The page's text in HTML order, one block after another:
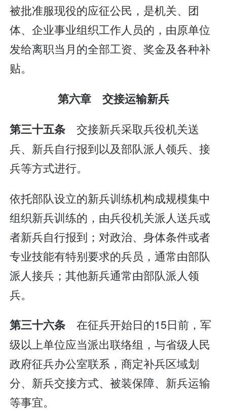
被批准服现役的应征公民，是机关、团
体、企业事业组织工作人员的，由原单位
发给离职当月的全部工资、奖金及各种补
贴。
第六章 交接运输新兵
第三十五条 交接新兵采取兵役机关送
兵、新兵自行报到以及部队派人领兵、接
兵等方式进行。
依托部队设立的新兵训练机构成规模集中
组织新兵训练的，由兵役机关派人送兵或
者新兵自行报到；对政治、身体条件或者
专业技能有特别要求的兵员，通常由部队
派人接兵；其他新兵通常由部队派人领
兵。
第三十六条 在征兵开始日的15日前，军
级以上单位应当派出联络组，与省级人民
政府征兵办公室联系，商定补兵区域划
分、新兵交接方式、被装保障、新兵运输
等事宜。